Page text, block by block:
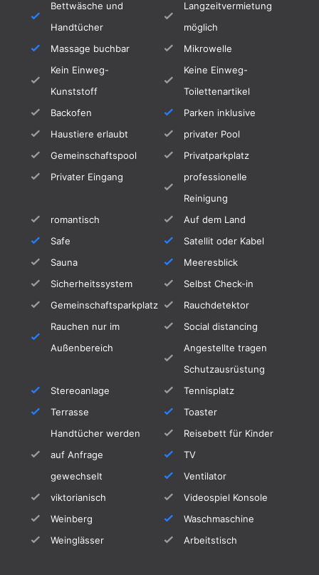
Bettwäsche und
Handtücher
Langzeitvermietung
möglich
Massage buchbar
Mikrowelle
Kein Einweg-
Kunststoff
Keine Einweg-
Toilettenartikel
Backofen
Parken inklusive
Haustiere erlaubt
privater Pool
Gemeinschaftspool
Privatparkplatz
Privater Eingang
professionelle
Reinigung
romantisch
Auf dem Land
Safe
Satellit oder Kabel
Sauna
Meeresblick
Sicherheitssystem
Selbst Check-in
Gemeinschaftsparkplatz
Rauchdetektor
Rauchen nur im
Außenbereich
Social distancing
Angestellte tragen
Schutzausrüstung
Stereoanlage
Tennisplatz
Terrasse
Toaster
Handtücher werden
auf Anfrage
gewechselt
Reisebett für Kinder
TV
Ventilator
viktorianisch
Videospiel Konsole
Weinberg
Waschmaschine
Weinglässer
Arbeitstisch